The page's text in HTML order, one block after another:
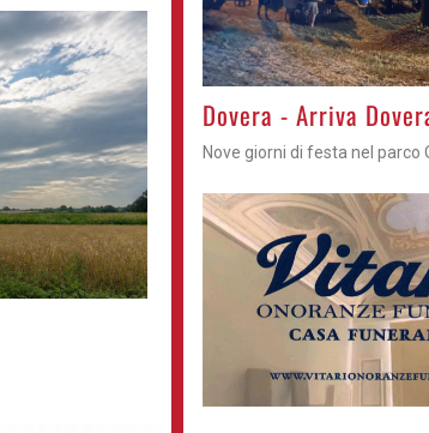
Gli eventi della
Sagre, feste e tortelli